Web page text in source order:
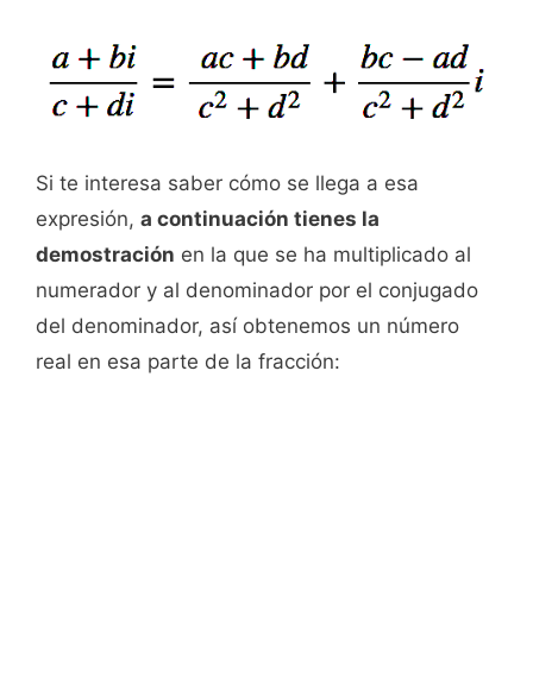
Si te interesa saber cómo se llega a esa
expresión, a continuación tienes la
demostración en la que se ha multiplicado al
numerador y al denominador por el conjugado
del denominador, así obtenemos un número
real en esa parte de la fracción: